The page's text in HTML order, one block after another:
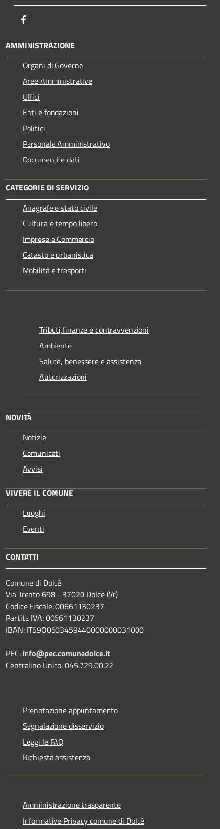
AMMINISTRAZIONE
Organi di Governo
Aree Amministrative
Uffici
Enti e fondazioni
Politici
Personale Amministrativo
Documenti e dati
CATEGORIE DI SERVIZIO
Anagrafe e stato civile
Cultura e tempo libero
Imprese e Commercio
Catasto e urbanistica
Mobilità e trasporti
Tributi,finanze e contravvenzioni
Ambiente
Salute, benessere e assistenza
Autorizzazioni
NOVITÀ
Notizie
Comunicati
Avvisi
VIVERE IL COMUNE
Luoghi
Eventi
CONTATTI
Comune di Dolcè
Via Trento 698 - 37020 Dolcè (Vr)
Codice Fiscale: 00661130237
Partita IVA: 00661130237
IBAN: IT59O0503459440000000031000
PEC: info@pec.comunedolce.it
Centralino Unico: 045.729.00.22
Prenotazione appuntamento
Segnalazione disservizio
Leggi le FAQ
Richiesta assistenza
Amministrazione trasparente
Informative Privacy comune di Dolcè